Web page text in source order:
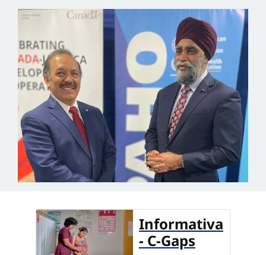
Informativa
- C-Gaps